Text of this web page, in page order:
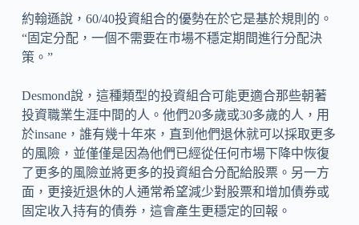
約翰遜說，60/40投資組合的優勢在於它是基於規則的。
“固定分配，一個不需要在市場不穩定期間進行分配決
策。”
Desmond說，這種類型的投資組合可能更適合那些朝著
投資職業生涯中間的人。他們20多歲或30多歲的人，用
於insane，誰有幾十年來，直到他們退休就可以採取更多
的風險，並僅僅是因為他們已經從任何市場下降中恢復
了更多的風險並將更多的投資組合分配給股票。另一方
面，更接近退休的人通常希望減少對股票和增加債券或
固定收入持有的債券，這會產生更穩定的回報。